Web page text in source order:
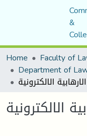
&
Home
Department of
الالكترونية
الالكترونية